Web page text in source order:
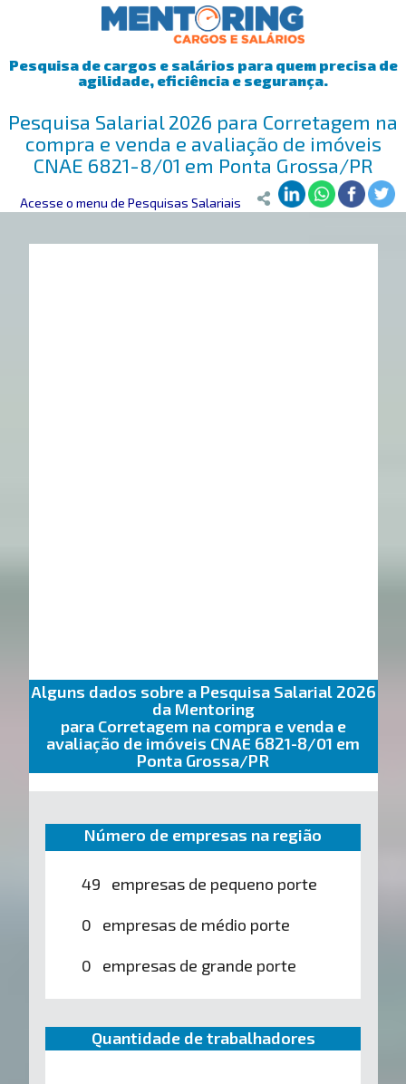
Pesquisa de cargos e salários para quem precisa de
agilidade, eficiência e segurança.
Pesquisa Salarial 2026 para Corretagem na
compra e venda e avaliação de imóveis
CNAE 6821-8/01 em Ponta Grossa/PR
Mentoring>Pesquisa Salarial>Ponta Grossa/PR>Corretagem na
Acesse o menu de Pesquisas Salariais
Alguns dados sobre a Pesquisa Salarial 2026
da Mentoring
para Corretagem na compra e venda e
avaliação de imóveis CNAE 6821-8/01 em
Ponta Grossa/PR
Número de empresas na região
49 empresas de pequeno porte
0 empresas de médio porte
0 empresas de grande porte
Quantidade de trabalhadores